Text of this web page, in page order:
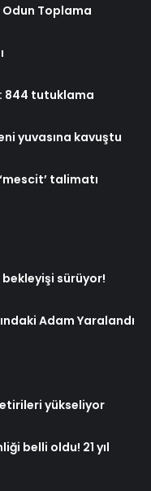
Odun Toplama
844 tutuklama
yuvasına kavuştu
talimatı
bekleyişi sürüyor!
Adam Yaralandı
yükseliyor
belli oldu! 21 yıl